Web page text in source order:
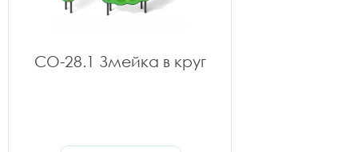
СО-28.1 Змейка в круг